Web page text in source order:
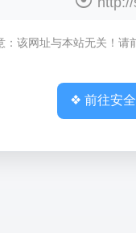
：该网址与本站无关！请
❖ 前往安